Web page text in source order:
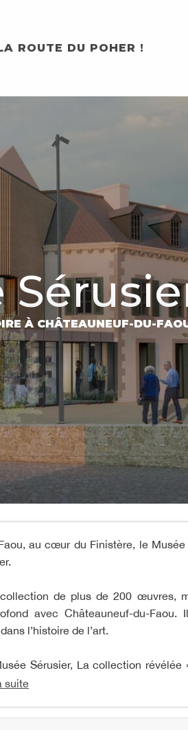
ROUTE DU POHER !
À CHÂTEAUNEUF-DU-
au cœur du Finistère, le
de plus de 200 œuvres,
avec Châteauneuf-du-
l’histoire de l’art.
Sérusier, La collection
suite